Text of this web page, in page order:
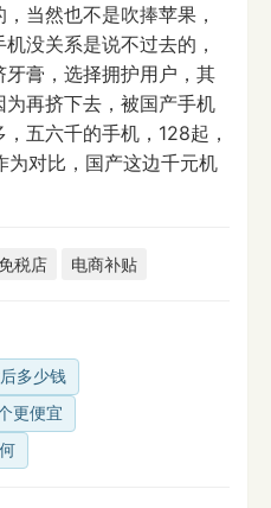
当然也不是吹捧苹果，
没关系是说不过去的，
膏，选择拥护用户，其
再挤下去，被国产手机
五六千的手机，128起，
为对比，国产这边千元机
税店 电商补贴
多少钱
更便宜